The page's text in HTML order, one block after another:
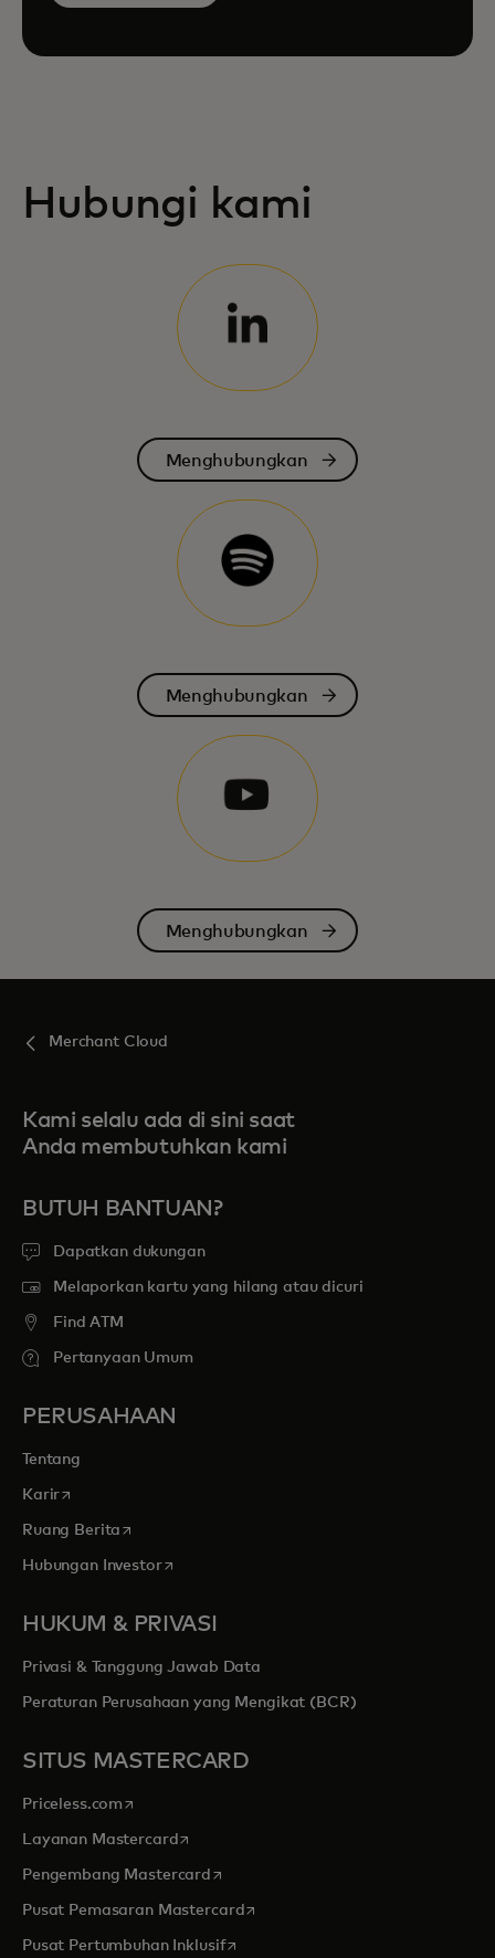
Hubungi kami
Menghubungkan
Menghubungkan
Menghubungkan
Merchant Cloud
Kami selalu ada di sini saat
Anda membutuhkan kami
BUTUH BANTUAN?
Dapatkan dukungan
Melaporkan kartu yang hilang atau dicuri
Find ATM
Pertanyaan Umum
PERUSAHAAN
Tentang
Kariropens in a new tab
Ruang Berita opens in a new tab
Hubungan Investoropens in a new tab
HUKUM & PRIVASI
Privasi & Tanggung Jawab Data
Peraturan Perusahaan yang Mengikat (BCR)
SITUS MASTERCARD
Priceless.com opens in a new tab
Layanan Mastercardopens in a new tab
Pengembang Mastercard opens in a new tab
Pusat Pemasaran Mastercardopens in a new tab
Pusat Pertumbuhan Inklusifopens in a new tab